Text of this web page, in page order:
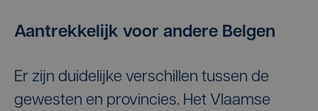
Aantrekkelijk voor andere Belgen
Er zijn duidelijke verschillen tussen de
gewesten en provincies. Het Vlaamse